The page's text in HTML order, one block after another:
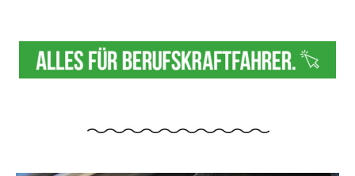
Varianten
auf.
können